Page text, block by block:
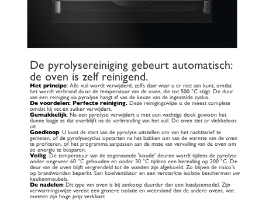
De pyrolysereiniging gebeurt automatisch:
de oven is zelf reinigend.
Het principe: Alle vuil wordt verwijderd, zelfs daar waar u er niet aan kunt, omdat
het wordt verbrand door de temperatuur van de oven, die tot 500 °C stijgt. De duur
van een reiniging via pyrolyse hangt af van de keuze van de ingestelde cyclus.
De voordelen: Perfecte reiniging. Deze reinigingswijze is de meest complete
omdat hij vet én suiker verwijdert.
Gemakkelijk . Na een pyrolyse verwijdert u met een vochtige doek gewoon het
dunne laagje as dat overblijft na de verbranding van het vuil. De oven ziet er vlekkeloos
uit.
Goedkoop . U kunt de start van de pyrolyse uitstellen om van het nachttarief te
genieten, of de pyrolysecyclus opstarten na het bakken om van de warmte van de oven
te profiteren, of het programma aanpassen aan de mate van vervuiling van de oven om
zo energie te besparen.
Veilig . De temperatuur van de zogenaamde 'koude' deuren wordt tijdens de pyrolyse
onder ongeveer 60 °C gehouden en onder 30 °C tijdens een bereiding op 200 °C. De
deur van de oven blijft vergrendeld tot de wanden zijn afgekoeld. Zo blijven de risico's
op brandwonden beperkt. Een koelventilator en een versterkte isolatie beschermen uw
keukenmeubels.
De nadelen: Dit type van oven is bij aankoop duurder dan een katalysemodel. Zijn
verwarmingswijze vereist een grotere isolatie en weerstand dan de andere ovens, wat
meteen zijn hoge prijs verklaart.